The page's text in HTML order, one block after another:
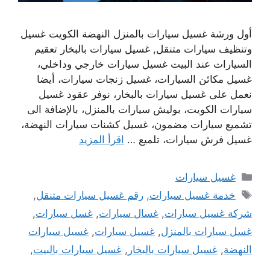
أول ورشة غسيل سيارات بالمنزل النهضة الكويت غسيل
وتنظيف سيارات متنقل, غسيل سيارات بالبخار تعقيم
السيارات عند البيت غسيل سيارات خارجي وداخلي،
غسيل مكائن السيارات، غسيل زنجات سيارات، أيضا
نعمل على غسيل سيارات بالبخار، نوفر عقود غسيل
سيارات الكويت، بوليش سيارات بالمنزل، بالإضافة الى
تشميع سيارات مضمون، غسيل كشنات سيارات النهضة،
غسيل فرش سيارات، تلميع … اقرأ المزيد
التصنيفات
غسيل سيارات
الوسوم
خدمة غسيل سيارات,رقم غسيل سيارات متنقل,
شركة غسيل سيارات, غسال سيارات, غسل سيارات,
غسل سيارات بالمنزل, غسيل سيارات, غسيل سيارات
النهضة, غسيل سيارات بالبخار , غسيل سيارات بالبيت,